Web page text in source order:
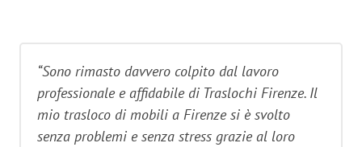
“Sono rimasto davvero colpito dal lavoro
professionale e affidabile di Traslochi Firenze. Il
mio trasloco di mobili a Firenze si è svolto
senza problemi e senza stress grazie al loro